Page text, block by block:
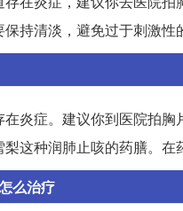
持清淡，避免过于刺激性
炎症。建议你到医院拍
这种润肺止咳的药膳。
么治疗